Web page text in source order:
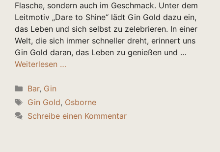
Flasche, sondern auch im Geschmack. Unter dem
Leitmotiv „Dare to Shine“ lädt Gin Gold dazu ein,
das Leben und sich selbst zu zelebrieren. In einer
Welt, die sich immer schneller dreht, erinnert uns
Gin Gold daran, das Leben zu genießen und …
Weiterlesen …
Kategorien
Bar, Gin
Schlagwörter
Gin Gold, Osborne
Schreibe einen Kommentar